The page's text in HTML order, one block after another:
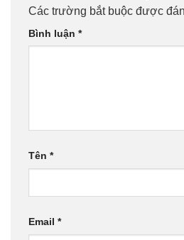
Các trường bắt buộc được
Bình luận *
Tên *
Email *